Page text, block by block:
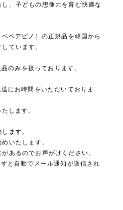
、子どもの想像力を育む快適な
ベデピノ）の正規品を韓国から
ています。
のみを扱っております。
にお時間をいただいておりま
します。
ます。
いたします。
あるのでお声がけください。
と自動でメール通知が送信され